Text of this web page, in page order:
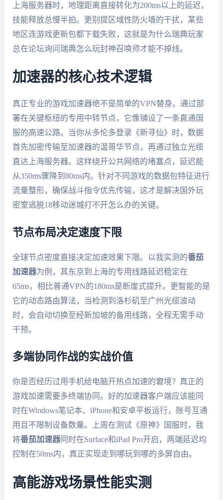
上海服务器时，地理距离直接转化为200ms以上的延迟，
技能释放总慢半拍。更别提区域性防火墙的干扰，某些
地区连游戏更新包都下载失败，这就是为什么瑞典玩家
总在论坛询问瑞典怎么玩封神召唤师才能不掉线。
加速器的核心技术逻辑
真正专业的游戏加速器绝不是简单的VPN替身。通过部
署在关键枢纽的专用中转节点，它像铺设了一条直通国
服的高速公路。当你从多伦多登录《新寻仙》时，数据
首先加密传输至加速器的温哥华节点，再通过独立光缆
直达上海服务器。这样绕开公共网络的堵塞点，延迟能
从350ms骤降到80ms内。针对不同游戏的数据包特征进行
流量整形，确保战斗指令优先传输，这才是解决国外玩
密室逃脱18移动迷城打不开怎么办的关键。
节点布局决定速度下限
全球节点密度直接决定加速效果下限。以我实测的番茄
加速器为例，其东京到上海的专用线路延迟稳定在
65ms，相比普通VPN的180ms是断崖式提升。更智能的是
它的动态路由算法，当检测到洛杉矶至广州光缆波动
时，会自动切换至经新加坡的备用线路，全程无需手动
干预。
多端协同作战的实战价值
你是否经历过用手机给电脑开热点加速的窘境？真正的
游戏加速需要多终端协同。好的加速器客户端应该能同
时在Windows笔记本、iPhone和安卓平板运行，账号互通
用且不限制设备数量。上周在测试《原神》国服时，我
将番茄加速器同时在Surface和iPad Pro开启，两端延迟均
控制在50ms内，真正实现走到哪玩到哪的多屏自由。
高能游戏场景性能实测